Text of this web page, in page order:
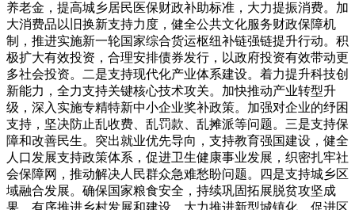
养老金，提高城乡居民医保财政补助标准，大力提振消费。加
大消费品以旧换新支持力度，健全公共文化服务财政保障机
制，推进实施新一轮国家综合货运枢纽补链强链提升行动。积
极扩大有效投资，合理安排债券发行，以政府投资有效带动更
多社会投资。二是支持现代化产业体系建设。着力提升科技创
新能力，全力支持关键核心技术攻关。加快推动产业转型升
级，深入实施专精特新中小企业奖补政策。加强对企业的纾困
支持，坚决防止乱收费、乱罚款、乱摊派等问题。三是支持保
障和改善民生。突出就业优先导向，支持教育强国建设，健全
人口发展支持政策体系，促进卫生健康事业发展，织密扎牢社
会保障网，推动解决人民群众急难愁盼问题。四是支持城乡区
域融合发展。确保国家粮食安全，持续巩固拓展脱贫攻坚成
果，有序推进乡村发展和建设，大力推进新型城镇化，促进区